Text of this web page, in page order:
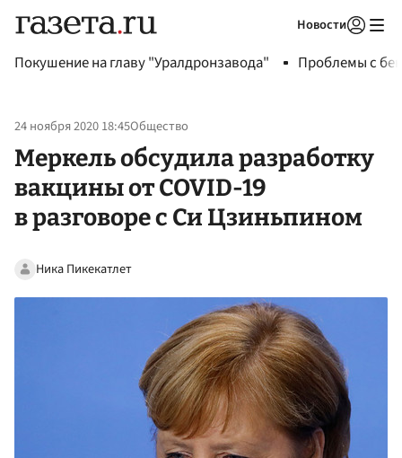
Новости
Покушение на главу "Уралдронзавода" Проблемы с
24 ноября 2020 18:45Общество
Меркель обсудила разработку
вакцины от COVID-19
в разговоре с Си Цзиньпином
Ника Пикекатлет